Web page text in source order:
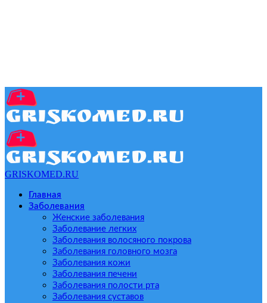
GRISKOMED.RU
Главная
Заболевания
Женские заболевания
Заболевание легких
Заболевания волосяного покрова
Заболевания головного мозга
Заболевания кожи
Заболевания печени
Заболевания полости рта
Заболевания суставов